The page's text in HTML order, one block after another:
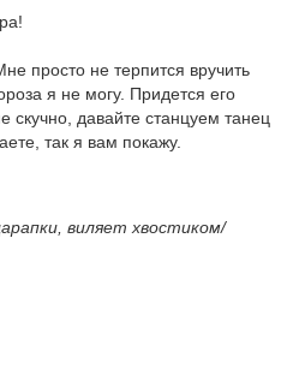
просто не терпится вручить
я не могу. Придется его
скучно, давайте станцуем танец
так я вам покажу.
виляет хвостиком/